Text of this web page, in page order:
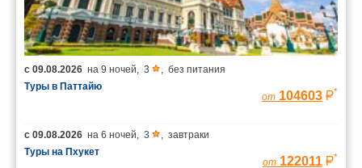
с 09.08.2026 на 9 ночей 3
без питания
Туры в Паттайю
от 104603 *
с 09.08.2026 на 6 ночей 3
завтраки
Туры на Пхукет
от 122011 *